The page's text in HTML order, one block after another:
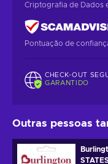
Criptografia de Dados
Pontuação de
CHECK-OUT
GARANTIDO
Outras pessoas